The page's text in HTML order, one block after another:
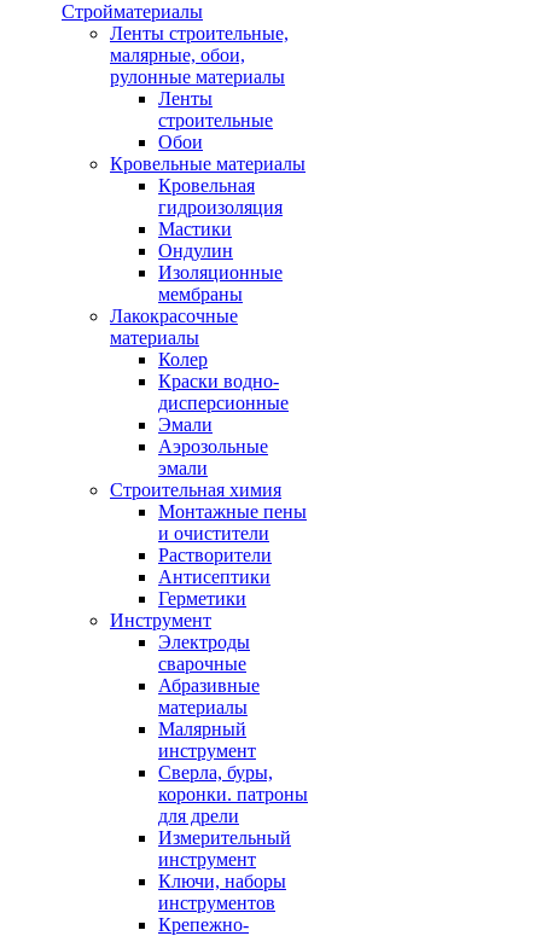
Стройматериалы
Ленты строительные,
малярные, обои,
рулонные материалы
Ленты
строительные
Обои
Кровельные материалы
Кровельная
гидроизоляция
Мастики
Ондулин
Изоляционные
мембраны
Лакокрасочные
материалы
Колер
Краски водно-
дисперсионные
Эмали
Аэрозольные
эмали
Строительная химия
Монтажные пены
и очистители
Растворители
Антисептики
Герметики
Инструмент
Электроды
сварочные
Абразивные
материалы
Малярный
инструмент
Сверла, буры,
коронки. патроны
для дрели
Измерительный
инструмент
Ключи, наборы
инструментов
Крепежно-